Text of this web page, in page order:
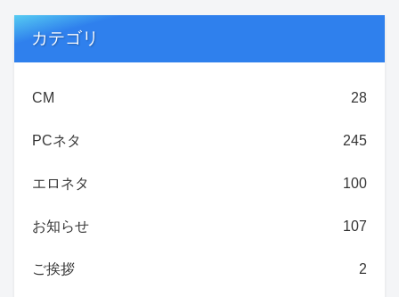
カテゴリ
CM 28
PCネタ 245
エロネタ 100
お知らせ 107
ご挨拶 2